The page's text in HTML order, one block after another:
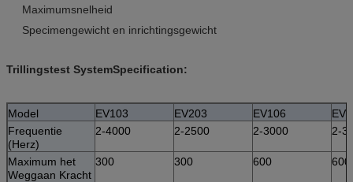
Maximumsnelheid
Specimengewicht en inrichtingsgewicht
Trillingstest SystemSpecification:
Model EV103 EV203 EV106
Frequentie
(Herz)
2-4000 2-2500 2-3000 2-
Maximum het
Weggaan Kracht
300 300 600 600